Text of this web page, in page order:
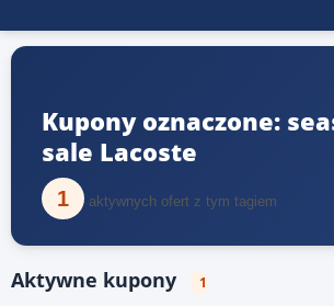
Kupony oznaczone:
sale Lacoste
1 aktywnych ofert z tym tagiem
Aktywne kupony 1